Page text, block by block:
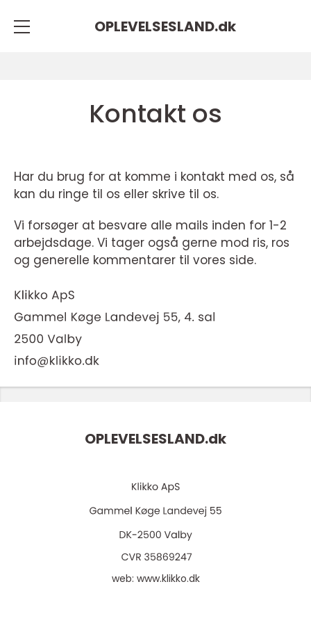
OPLEVELSESLAND.dk
Kontakt os
Har du brug for at komme i kontakt med os, så
kan du ringe til os eller skrive til os.
Vi forsøger at besvare alle mails inden for 1-2
arbejdsdage. Vi tager også gerne mod ris, ros
og generelle kommentarer til vores side.
OPLEVELSESLAND.dk
web: www.klikko.dk